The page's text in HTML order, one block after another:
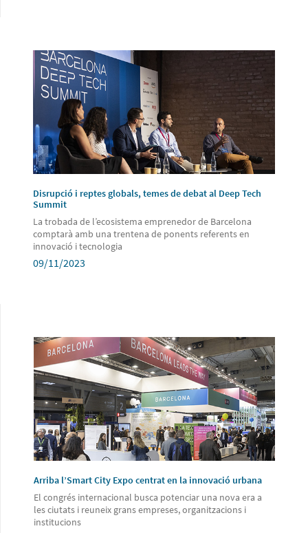
Disrupció i reptes globals, temes de debat al Deep Tech
Summit
La trobada de l’ecosistema emprenedor de Barcelona
comptarà amb una trentena de ponents referents en
innovació i tecnologia
09/11/2023
Arriba l’Smart City Expo centrat en la innovació urbana
El congrés internacional busca potenciar una nova era a
les ciutats i reuneix grans empreses, organitzacions i
institucions